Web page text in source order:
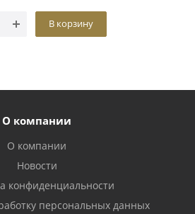
В корзину
О компании
О компании
Новости
конфиденциальности
персональных данных